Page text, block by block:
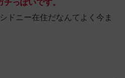
っぽいです。
ドニー在住だなんてよく今ま